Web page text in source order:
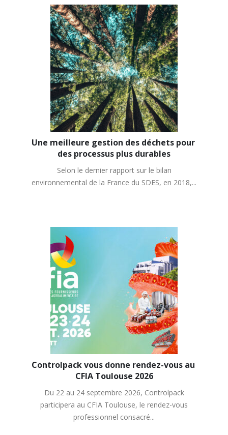
Une meilleure gestion des déchets pour
des processus plus durables
Selon le dernier rapport sur le bilan
environnemental de la France du SDES, en 2018,...
Controlpack vous donne rendez-vous au
CFIA Toulouse 2026
Du 22 au 24 septembre 2026, Controlpack
participera au CFIA Toulouse, le rendez-vous
professionnel consacré...